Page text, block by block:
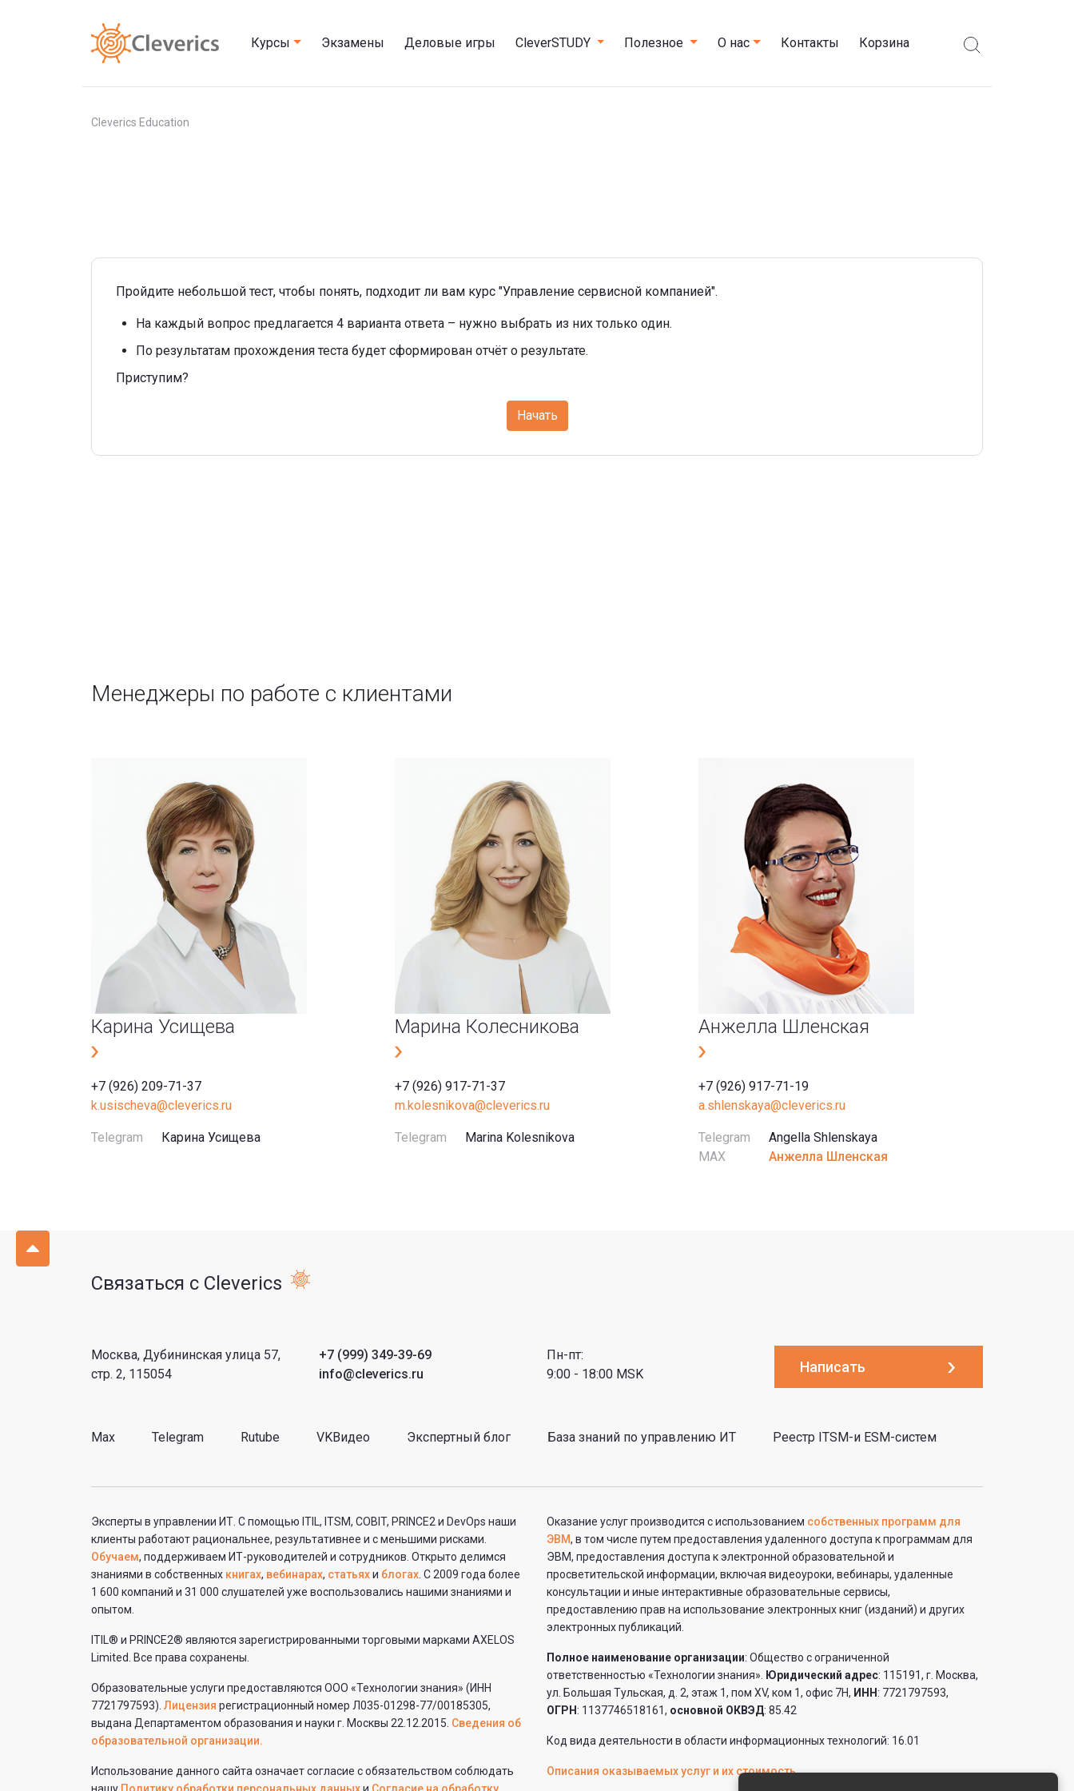
Курсы Экзамены Деловые игры CleverSTUDY Полезное О нас Контакты Корзина
Cleverics Education
Пройдите небольшой тест, чтобы понять, подходит ли вам курс "Управление сервисной компанией".
На каждый вопрос предлагается 4 варианта ответа – нужно выбрать из них только один.
По результатам прохождения теста будет сформирован отчёт о результате.
Приступим?
Начать
Менеджеры по работе с клиентами
Карина Усищева
+7 (926) 209-71-37
k.usischeva@cleverics.ru
Telegram Карина Усищева
Марина Колесникова
+7 (926) 917-71-37
m.kolesnikova@cleverics.ru
Telegram Marina Kolesnikova
Анжелла Шленская
+7 (926) 917-71-19
a.shlenskaya@cleverics.ru
Telegram
Angella Shlenskaya
MAX
Анжелла Шленская
Связаться с Cleverics
Москва, Дубининская улица 57,
стр. 2, 115054
+7 (999) 349-39-69
info@cleverics.ru
Пн-пт:
9:00 - 18:00 MSK
Написать
Max Telegram Rutube VKВидео Экспертный блог База знаний по управлению ИТ Реестр ITSM-и ESM-систем
Эксперты в управлении ИТ. С помощью ITIL, ITSM, COBIT, PRINCE2 и DevOps наши
клиенты работают рациональнее, результативнее и с меньшими рисками.
Обучаем, поддерживаем ИТ-руководителей и сотрудников. Открыто делимся
знаниями в собственных книгах, вебинарах, статьяхи блогах . С 2009 года более
1 600 компаний и 31 000 слушателей уже воспользовались нашими знаниями и
опытом.
ITIL® и PRINCE2® являются зарегистрированными торговыми марками AXELOS
Limited. Все права сохранены.
Образовательные услуги предоставляются ООО «Технологии знания» (ИНН
7721797593). Лицензия регистрационный номер Л035-01298-77/00185305,
выдана Департаментом образования и науки г. Москвы 22.12.2015. Сведения об
образовательной организации.
Использование данного сайта означает согласие с обязательством соблюдать
Оказание услуг производится с использованием собственных программ для
ЭВМ, в том числе путем предоставления удаленного доступа к программам для
ЭВМ, предоставления доступа к электронной образовательной и
просветительской информации, включая видеоуроки, вебинары, удаленные
консультации и иные интерактивные образовательные сервисы,
предоставлению прав на использование электронных книг (изданий) и других
электронных публикаций.
Полное наименование организации: Общество с ограниченной
ответственностью «Технологии знания».
Юридический адрес: 115191, г. Москва,
ул. Большая Тульская, д. 2, этаж 1, пом XV, ком 1, офис 7Н, ИНН: 7721797593,
ОГРН: 1137746518161, основной ОКВЭД: 85.42
Код вида деятельности в области информационных технологий: 16.01
Описания оказываемых услуг и их стоимость